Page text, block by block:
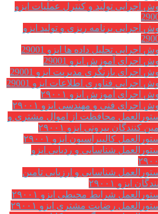
اجرایی تولید و کنترل عملیات ایزو
اجرایی برنامه ریزی و تولید ایزو
اجرایی تحلیل داده ها ایزو 29001
اجرای آموزش ایزو 29001
اجرای بازنگری مدیریت ایزو 29001
اجرایی فناوری اطلاعات ایزو 29001
اجرای آموزش ایزو ۲۹۰۰۱
اجرای فنی و مهندسی ایزو ۲۹۰۰۱
محافظت از اموال مشتری و
کنندگان بیرونی ایزو ۲۹۰۰۱
کالیبراسیون ایزو ۲۹۰۰۱
شناسایی و ردیابی ایزو
شناسایی و ارزیابی تامین
ایزو ۲۹۰۰۱
شرایط محیطی ایزو ۲۹۰۰۱
رضایت مشتری ایزو ۲۹۰۰۱